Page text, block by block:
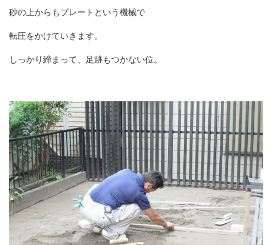
砂の上からもプレートという機械で
転圧をかけていきます。
しっかり締まって、足跡もつかない位。